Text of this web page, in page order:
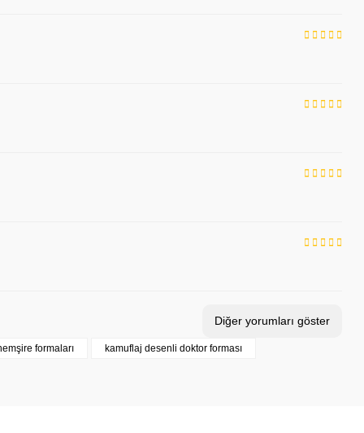
Diğer yorumları göster
formaları kamuflaj desenli doktor forması